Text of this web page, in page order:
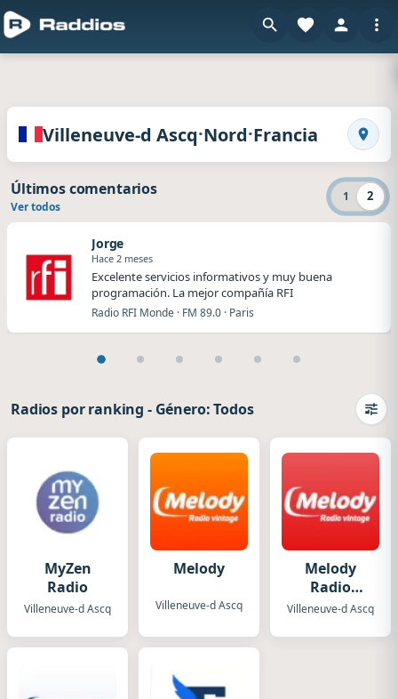
Radios de Villeneuve-d Ascq · Nord · Francia
Villeneuve-d Ascq·Nord·Francia
1 2
Últimos comentarios
Ver todos
Jorge
Hace 2 meses
Excelente servicios informativos y muy buena
programación. La mejor compañía RFI
Radio RFI Monde · FM 89.0 · Paris
Radios por ranking - Género: Todos
MyZen
Radio
Villeneuve-d Ascq
Melody
Villeneuve-d Ascq
Melody
Radio
Suisse
Villeneuve-d Ascq